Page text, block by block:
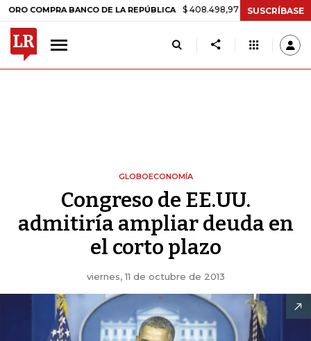
BANCO DE LA REPÚBLICA $ 408.498,97 +$ 8.753,81 +2,19%
SUSCRÍBASE
GLOBOECONOMÍA
Congreso de EE.UU.
admitiría ampliar deuda en
el corto plazo
viernes, 11 de octubre de 2013